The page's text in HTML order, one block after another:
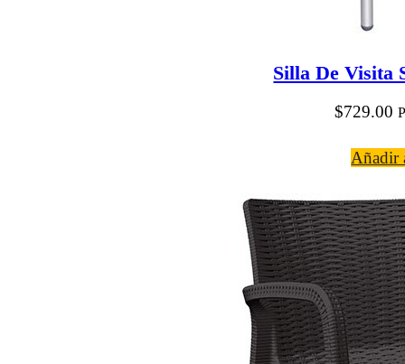
Silla De Visita
$729.00
Añadir